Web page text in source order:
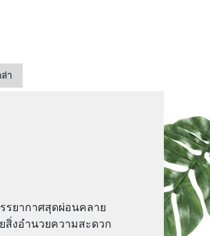
า
รยากาศสุดผ่อนคลาย
งอำนวยความสะดวก